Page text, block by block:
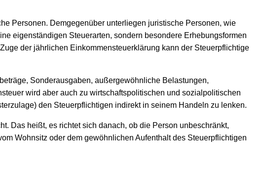
Personen. Demgegenüber unterliegen juristische Personen, wie
eigenständigen Steuerarten, sondern besondere Erhebungsformen
der jährlichen Einkommensteuerklärung kann der Steuerpflichtige
Sonderausgaben, außergewöhnliche Belastungen,
wird aber auch zu wirtschaftspolitischen und sozialpolitischen
den Steuerpflichtigen indirekt in seinem Handeln zu lenken.
Das heißt, es richtet sich danach, ob die Person unbeschränkt,
Wohnsitz oder dem gewöhnlichen Aufenthalt des Steuerpflichtigen